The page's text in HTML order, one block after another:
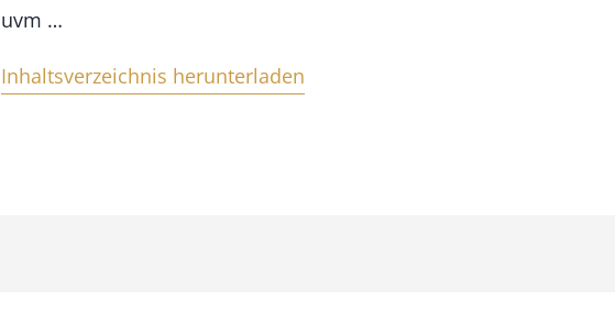
uvm …
Inhaltsverzeichnis herunterladen